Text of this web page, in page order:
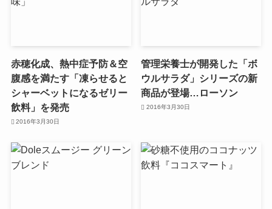
赤穂化成、熱中症予防＆空
腹感を満たす「凍らせると
シャーベットになるゼリー
飲料」を発売
2016年3月30日
管理栄養士が開発した「ボ
ウルサラダ」シリーズの新
商品が登場…ローソン
2016年3月30日